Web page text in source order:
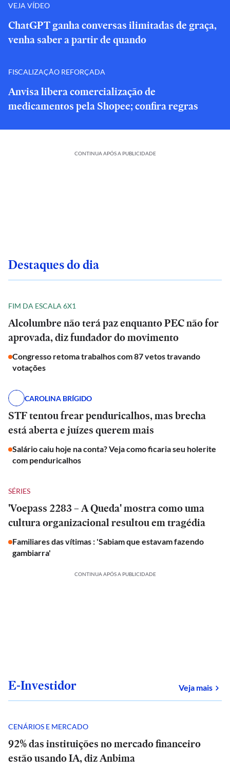
VEJA VÍDEO
ChatGPT ganha conversas ilimitadas de graça,
venha saber a partir de quando
FISCALIZAÇÃO REFORÇADA
Anvisa libera comercialização de
medicamentos pela Shopee; confira regras
CONTINUA APÓS A PUBLICIDADE
Destaques do dia
FIM DA ESCALA 6X1
Alcolumbre não terá paz enquanto PEC não for
aprovada, diz fundador do movimento
Congresso retoma trabalhos com 87 vetos travando
votações
CAROLINA BRÍGIDO
STF tentou frear penduricalhos, mas brecha
está aberta e juízes querem mais
Salário caiu hoje na conta? Veja como ficaria seu holerite
com penduricalhos
SÉRIES
'Voepass 2283 – A Queda' mostra como uma
cultura organizacional resultou em tragédia
Familiares das vítimas : 'Sabiam que estavam fazendo
gambiarra'
CONTINUA APÓS A PUBLICIDADE
E-Investidor Veja mais
CENÁRIOS E MERCADO
92% das instituições no mercado financeiro
estão usando IA, diz Anbima